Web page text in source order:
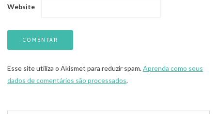
Website
Esse site utiliza o Akismet para reduzir spam.Aprenda como seus
dados de comentários são processados.